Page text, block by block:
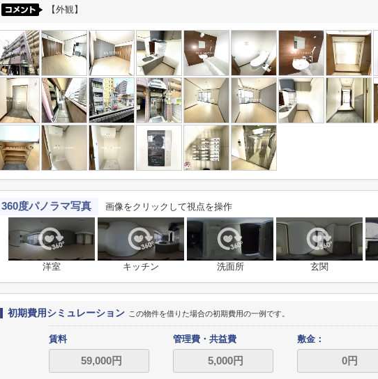
【外観】
360度パノラマ写真 画像をクリックして視点を操作
洋室 キッチン 洗面所 玄関
初期費用シミュレーション この物件を借りた場合の初期費用の一例です。
賃料 管理費・共益費 敷金：